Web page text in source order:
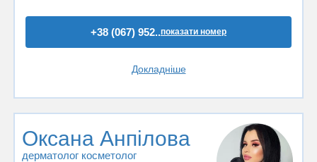
+38 (067) 952..показати номер
Докладніше
Оксана Анпілова
дерматолог косметолог